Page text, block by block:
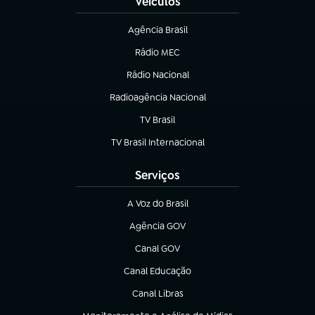
Agência Brasil
(abre em nova aba)
Rádio MEC
Rádio Nacional
(abre em nova aba)
Radioagência Nacional
(abre em nova aba)
TV Brasil
(abre em nova aba)
TV Brasil Internacional
(abre em nova aba)
Serviços
A Voz do Brasil
(abre em nova aba)
Agência GOV
(abre em nova aba)
Canal GOV
(abre em nova aba)
Canal Educação
(abre em nova aba)
Canal Libras
(abre em nova aba)